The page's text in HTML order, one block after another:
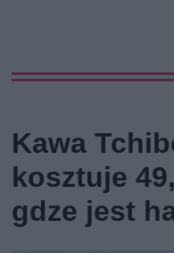
Kawa
kosztuje
gdze jest